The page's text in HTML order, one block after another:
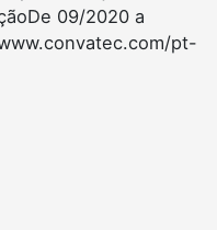
09/2020 a
pt-